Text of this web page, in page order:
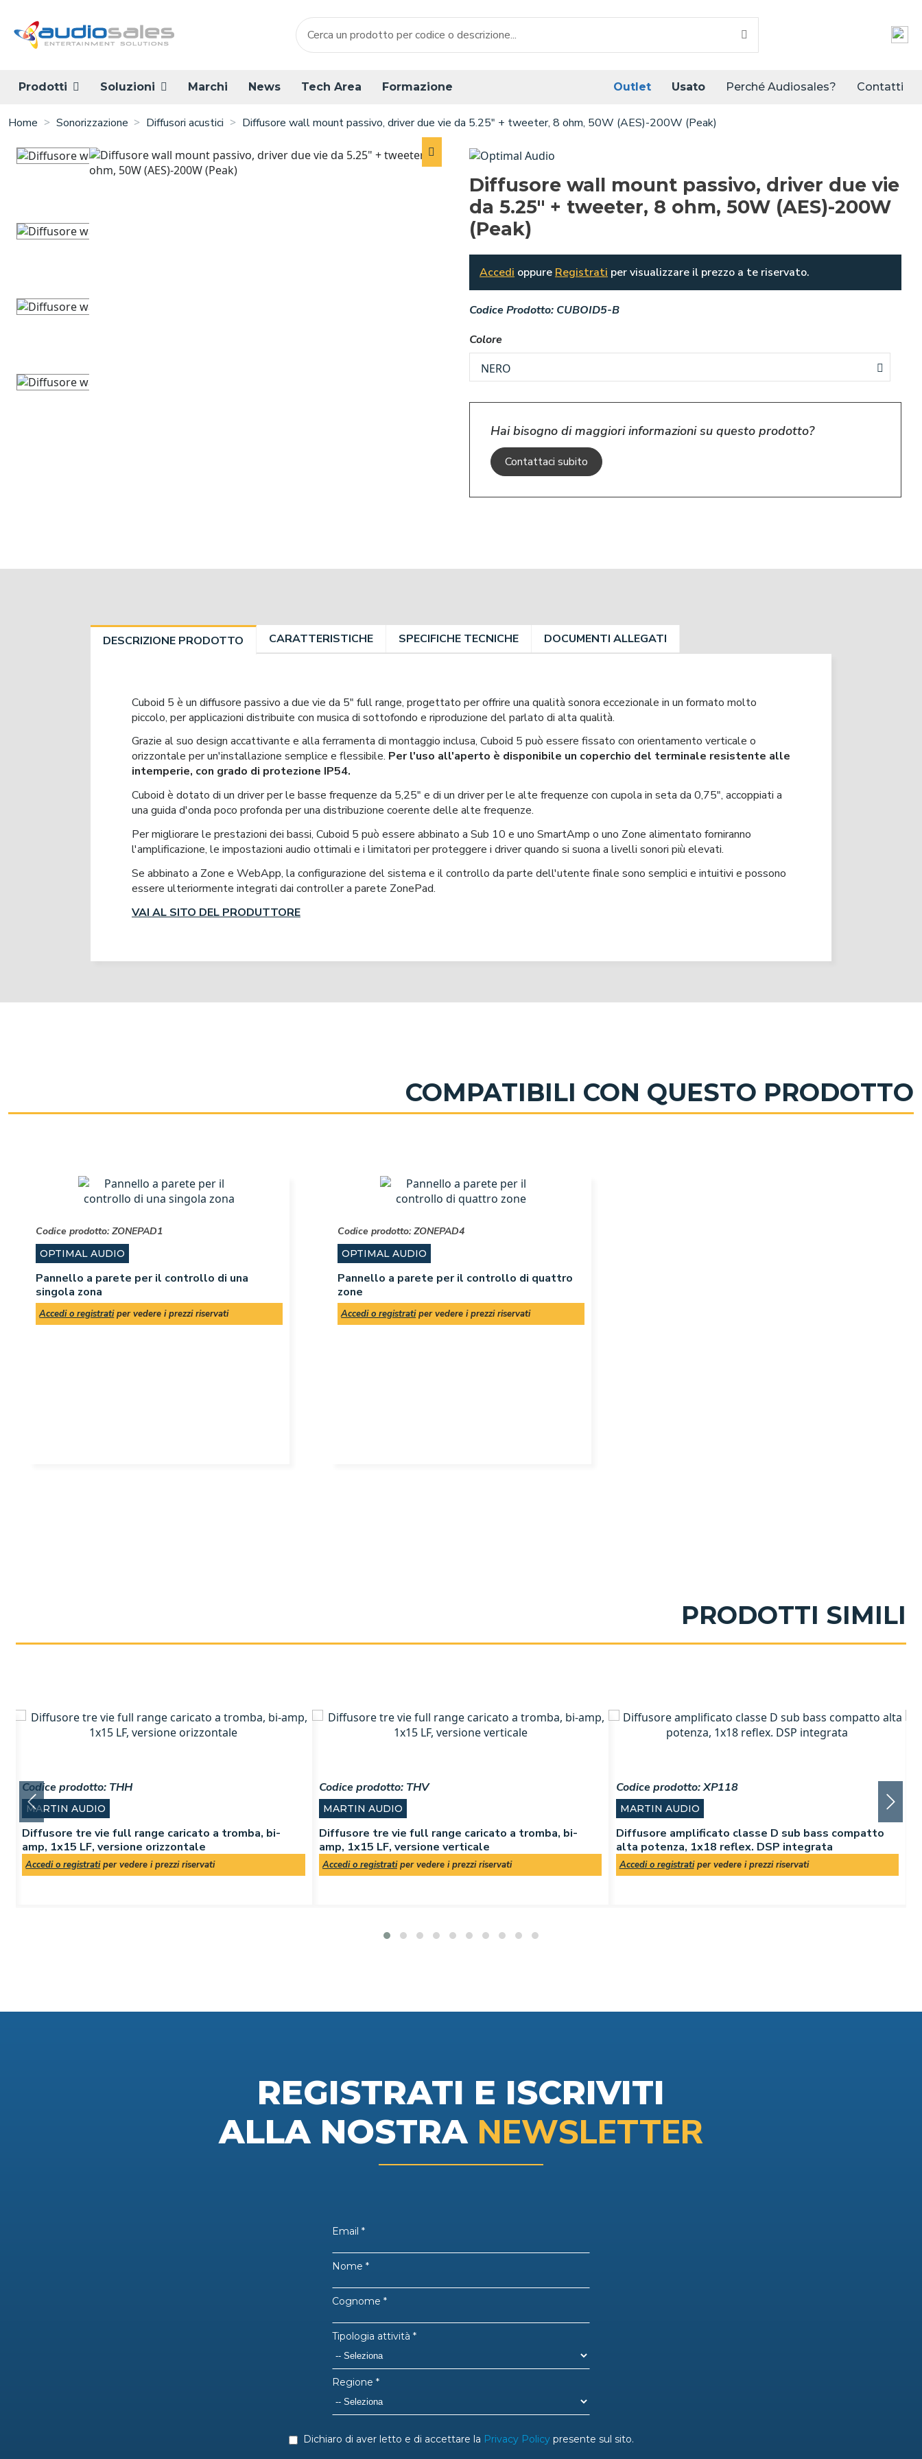
contenuto
principale
Prodotti Soluzioni Marchi News Tech Area Formazione Contatti
Perché Audiosales?
Usato
Outlet
Home Sonorizzazione Diffusori acustici Diffusore wall mount passivo, driver due vie da 5.25" + tweeter, 8 ohm, 50W (AES)-200W (Peak)
Diffusore wall mount passivo, driver due vie
da 5.25" + tweeter, 8 ohm, 50W (AES)-200W
(Peak)
Accedi oppure Registrati per visualizzare il prezzo a te riservato.
Codice Prodotto: CUBOID5-B
Colore
Hai bisogno di maggiori informazioni su questo prodotto?
Contattaci subito
DESCRIZIONE PRODOTTO CARATTERISTICHE SPECIFICHE TECNICHE DOCUMENTI ALLEGATI
Cuboid 5 è un diffusore passivo a due vie da 5" full range, progettato per offrire una qualità sonora eccezionale in un formato molto
piccolo, per applicazioni distribuite con musica di sottofondo e riproduzione del parlato di alta qualità.
Grazie al suo design accattivante e alla ferramenta di montaggio inclusa, Cuboid 5 può essere fissato con orientamento verticale o
orizzontale per un'installazione semplice e flessibile. Per l'uso all'aperto è disponibile un coperchio del terminale resistente alle
intemperie, con grado di protezione IP54.
Cuboid è dotato di un driver per le basse frequenze da 5,25" e di un driver per le alte frequenze con cupola in seta da 0,75", accoppiati a
una guida d'onda poco profonda per una distribuzione coerente delle alte frequenze.
Per migliorare le prestazioni dei bassi, Cuboid 5 può essere abbinato a Sub 10 e uno SmartAmp o uno Zone alimentato forniranno
l'amplificazione, le impostazioni audio ottimali e i limitatori per proteggere i driver quando si suona a livelli sonori più elevati.
Se abbinato a Zone e WebApp, la configurazione del sistema e il controllo da parte dell'utente finale sono semplici e intuitivi e possono
essere ulteriormente integrati dai controller a parete ZonePad.
VAI AL SITO DEL PRODUTTORE
COMPATIBILI CON QUESTO PRODOTTO
Codice prodotto:ZONEPAD1
OPTIMAL AUDIO
Pannello a parete per il controllo di una
singola zona
Accedi o registratiper vedere i prezzi riservati
Codice prodotto:ZONEPAD4
OPTIMAL AUDIO
Pannello a parete per il controllo di quattro
zone
Accedi o registratiper vedere i prezzi riservati
PRODOTTI SIMILI
Codice prodotto: THH
MARTIN AUDIO
Diffusore tre vie full range caricato a tromba, bi-
amp, 1x15 LF, versione orizzontale
Accedi o registratiper vedere i prezzi riservati
Codice prodotto: THV
MARTIN AUDIO
Diffusore tre vie full range caricato a tromba, bi-
amp, 1x15 LF, versione verticale
Accedi o registratiper vedere i prezzi riservati
Codice prodotto:XP118
MARTIN AUDIO
Diffusore amplificato classe D sub bass compatto
alta potenza, 1x18 reflex. DSP integrata
Accedi o registratiper vedere i prezzi riservati
REGISTRATI E ISCRIVITI
ALLA NOSTRA NEWSLETTER